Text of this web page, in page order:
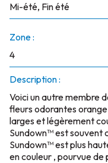
Mi-été, Fin été
Zone :
4
Description :
Voici un autre membre
fleurs odorantes
larges et légèrement
Sundown™ est souvent
Sundown™ est plus
en couleur , pourvue de